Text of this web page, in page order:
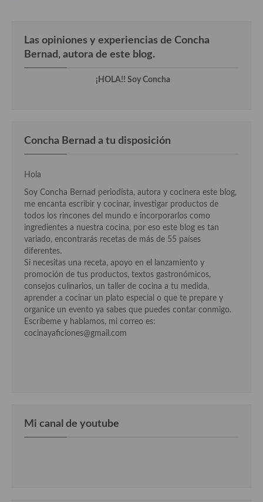
Cocina Sefardí
Cocina Andaluza
Cocina Aragonesa
Cocina Asturiana
Cocina Balear
Cocina Canaria
Cocina Castellana
Cocina Castilla – La Mancha
Cocina Catalana
Cocina Murciana
Las opiniones y experiencias de Concha
Bernad, autora de este blog.
¡HOLA!! Soy Concha
Concha Bernad a tu disposición
Hola
Soy Concha Bernad periodista, autora y cocinera este blog,
me encanta escribir y cocinar, investigar productos de
todos los rincones del mundo e incorporarlos como
ingredientes a nuestra cocina, por eso este blog es tan
variado, encontrarás recetas de más de 55 países
diferentes.
Si necesitas una receta, apoyo en el lanzamiento y
promoción de tus productos, textos gastronómicos,
consejos culinarios, un taller de cocina a tu medida,
aprender a cocinar un plato especial o que te prepare y
organice un evento ya sabes que puedes contar conmigo.
Escríbeme y hablamos, mi correo es:
cocinayaficiones@gmail.com
Mi canal de youtube